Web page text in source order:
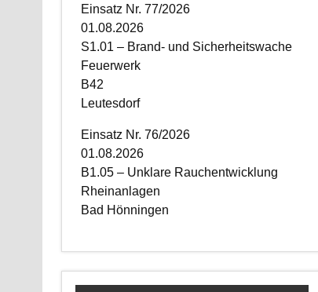
Einsatz Nr. 77/2026
01.08.2026
S1.01 – Brand- und Sicherheitswache
Feuerwerk
B42
Leutesdorf
Einsatz Nr. 76/2026
01.08.2026
B1.05 – Unklare Rauchentwicklung
Rheinanlagen
Bad Hönningen